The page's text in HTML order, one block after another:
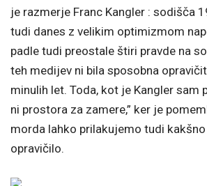
je razmerje Franc Kangler : sodišča
tudi danes z velikim optimizmom
padle tudi preostale štiri pravde na
teh medijev ni bila sposobna
minulih let. Toda, kot je Kangler sam
ni prostora za zamere,” ker je
morda lahko prilakujemo tudi
opravičilo.